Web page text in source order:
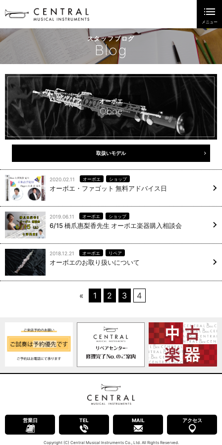
スタッフブログ
Blog
オーボエ
Oboe
取扱いモデル
2020.02.11 オーボエ ショップ
オーボエ・ファゴット 無料アドバイス日
2019.06.11 オーボエ ショップ
6/15 橋爪惠梨香先生 オーボエ楽器購入相談会
2018.12.21 オーボエ リペア
オーボエのお取り扱いについて
« 1 2 3 4
営業日 TEL MAIL アクセス
Copyright (C) Central Musical Instruments Co., Ltd. All Rights Reserved.